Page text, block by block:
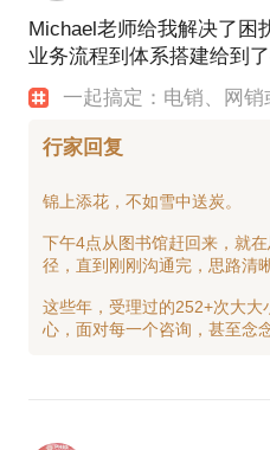
Michael老师给我解决了困
业务流程到体系搭建给到
一起搞定：电销、网
行家回复
锦上添花，不如雪中送炭。
下午4点从图书馆赶回来，就
径，直到刚刚沟通完，思路清
这些年，受理过的252+次大大